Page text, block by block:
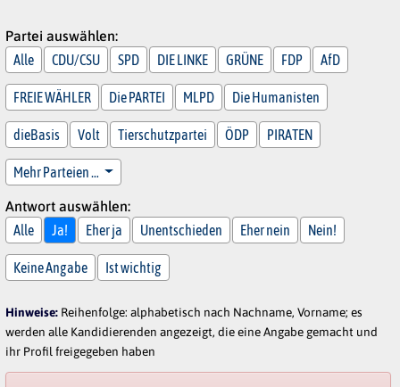
Partei auswählen:
Alle
CDU/CSU SPD DIE LINKE GRÜNE FDP AfD
FREIE WÄHLER Die PARTEI MLPD Die Humanisten
dieBasis Volt Tierschutzpartei ÖDP PIRATEN
Mehr Parteien …
Antwort auswählen:
Alle
Ja! Eher ja Unentschieden Eher nein Nein!
Keine Angabe Ist wichtig
Hinweise: Reihenfolge: alphabetisch nach Nachname, Vorname; es
werden alle Kandidierenden angezeigt, die eine Angabe gemacht und
ihr Profil freigegeben haben